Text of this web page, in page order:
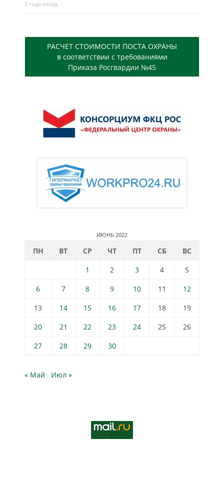
2 года назад
РАСЧЕТ СТОИМОСТИ ПОСТА ОХРАНЫ
в соответствии с требованиями
Приказа Росгвардии №45
ИЮНЬ 2022
ПН ВТ СР ЧТ ПТ СБ
ВС
1
2 3 4
5
6
7 8 9 10 11
12
13
14 15 16 17 18
19
20
21 22 23 24 25
26
27
28 29 30
« Май Июл »